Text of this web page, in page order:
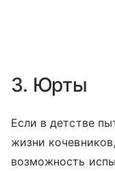
3. Юрты
Если в детстве
жизни
возможность